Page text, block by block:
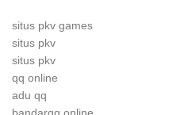
situs pkv games
situs pkv
situs pkv
qq online
adu qq